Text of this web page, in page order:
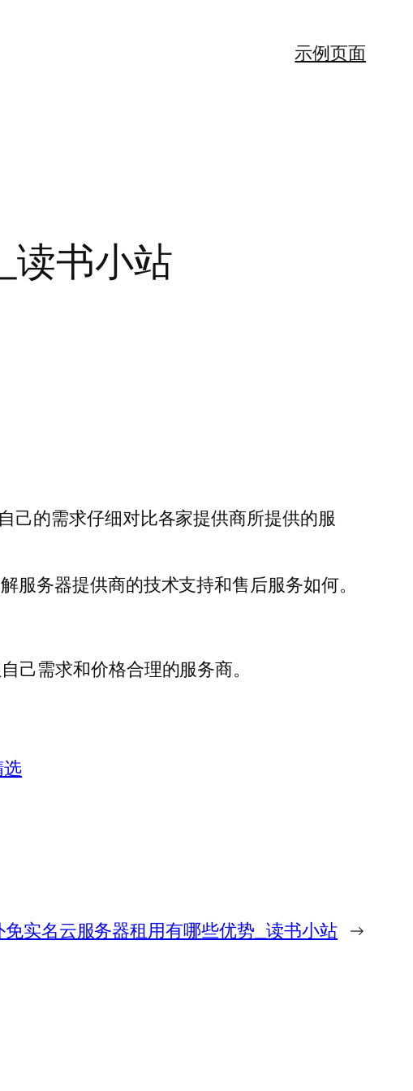
示例页面
读书小站
己的需求仔细对比各家提供商所提供的服
务器提供商的技术支持和售后服务如何。
己需求和价格合理的服务商。
免实名云服务器租用有哪些优势_读书小站 →